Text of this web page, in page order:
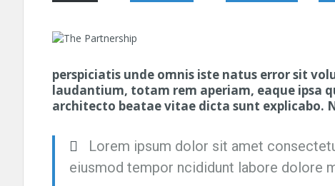
perspiciatis unde omnis iste natus error sit
laudantium, totam rem aperiam, eaque ipsa
architecto beatae vitae dicta sunt explicabo.
Lorem ipsum dolor sit amet
eiusmod tempor ncididunt labore dolore